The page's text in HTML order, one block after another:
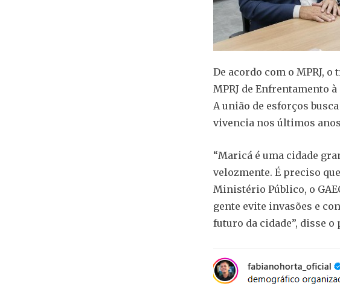
De acordo com o MPRJ,
MPRJ de Enfrentamento
A união de esforços
vivencia nos últimos
“Maricá é uma cidade
velozmente. É preciso
Ministério Público, o
gente evite invasões e
futuro da cidade”, disse o